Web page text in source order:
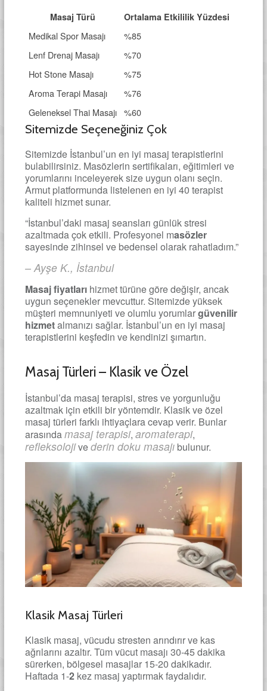
Masaj Türü Ortalama Etkililik Yüzdesi
Medikal Spor Masajı
%85
Lenf Drenaj Masajı
%70
Hot Stone Masajı
%75
Aroma Terapi Masajı
%76
Geleneksel Thai Masajı %60
Sitemizde Seçeneğiniz Çok
Sitemizde İstanbul’un en iyi masaj terapistlerini
bulabilirsiniz. Masözlerin sertifikaları, eğitimleri ve
yorumlarını inceleyerek size uygun olanı seçin.
Armut platformunda listelenen en iyi 40 terapist
kaliteli hizmet sunar.
“İstanbul’daki masaj seansları günlük stresi
azaltmada çok etkili. Profesyonel masözler
sayesinde zihinsel ve bedensel olarak rahatladım.”
– Ayşe K., İstanbul
Masaj fiyatlarıhizmet türüne göre değişir, ancak
uygun seçenekler mevcuttur. Sitemizde yüksek
müşteri memnuniyeti ve olumlu yorumlargüvenilir
hizmetalmanızı sağlar. İstanbul’un en iyi masaj
terapistlerini keşfedin ve kendinizi şımartın.
Masaj Türleri – Klasik ve Özel
İstanbul’da masaj terapisi, stres ve yorgunluğu
azaltmak için etkili bir yöntemdir. Klasik ve özel
masaj türleri farklı ihtiyaçlara cevap verir. Bunlar
arasındamasaj terapisi, aromaterapi,
refleksolojivederin doku masajıbulunur.
Klasik Masaj Türleri
Klasik masaj, vücudu stresten arındırır ve kas
ağrılarını azaltır. Tüm vücut masajı 30-45 dakika
sürerken, bölgesel masajlar 15-20 dakikadır.
Haftada 1-2kez masaj yaptırmak faydalıdır.